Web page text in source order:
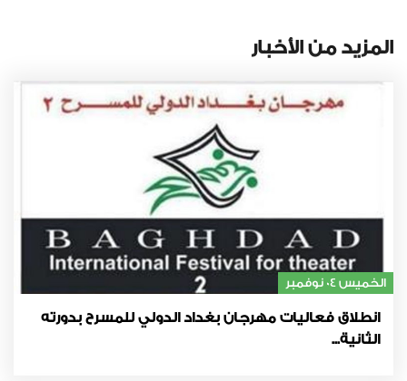
المزيد من الأخبار
الخميس 04 نوفمبر
انطلاق فعاليات مهرجان بغداد الدولي للمسرح بدورته
الثانية...